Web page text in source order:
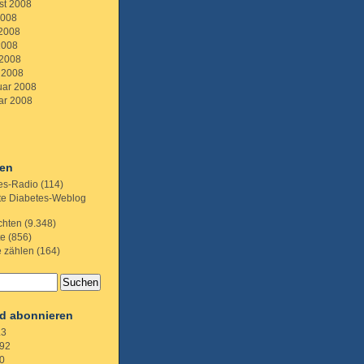
2008
2008
2008
Radio (114)
Diabetes-Weblog
(9.348)
(856)
zählen (164)
abonnieren